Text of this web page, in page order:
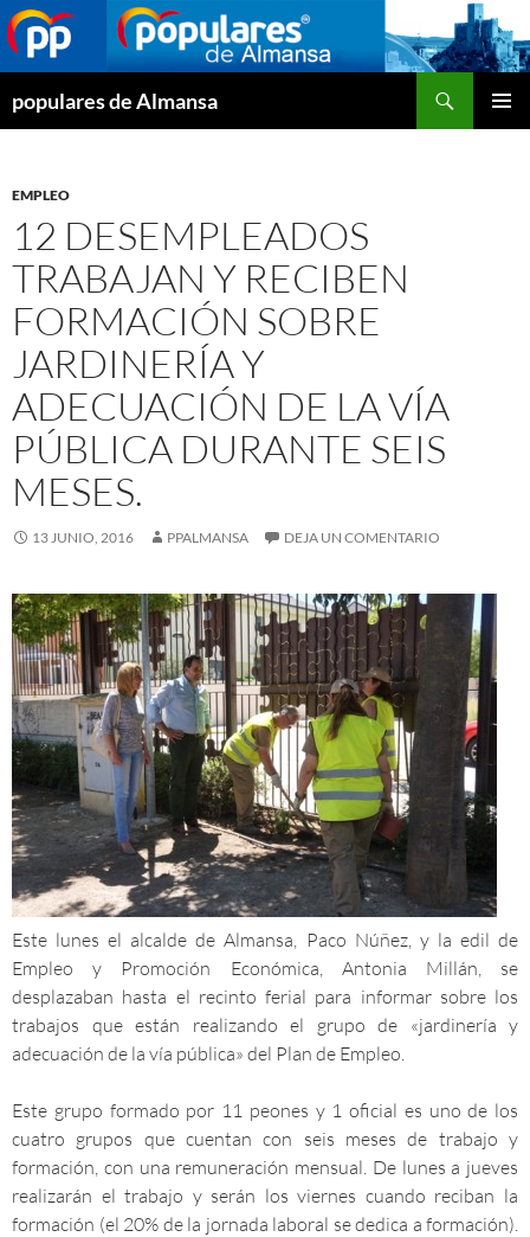
populares de Almansa
EMPLEO
12 DESEMPLEADOS
TRABAJAN Y RECIBEN
FORMACIÓN SOBRE
JARDINERÍA Y
ADECUACIÓN DE LA VÍA
PÚBLICA DURANTE SEIS
MESES.
13 JUNIO, 2016 PPALMANSA DEJA UN COMENTARIO
Este lunes el alcalde de Almansa, Paco Núñez, y la edil de
Empleo y Promoción Económica, Antonia Millán, se
desplazaban hasta el recinto ferial para informar sobre los
trabajos que están realizando el grupo de «jardinería y
adecuación de la vía pública» del Plan de Empleo.
Este grupo formado por 11 peones y 1 oficial es uno de los
cuatro grupos que cuentan con seis meses de trabajo y
formación, con una remuneración mensual. De lunes a jueves
realizarán el trabajo y serán los viernes cuando reciban la
formación (el 20% de la jornada laboral se dedica a formación).